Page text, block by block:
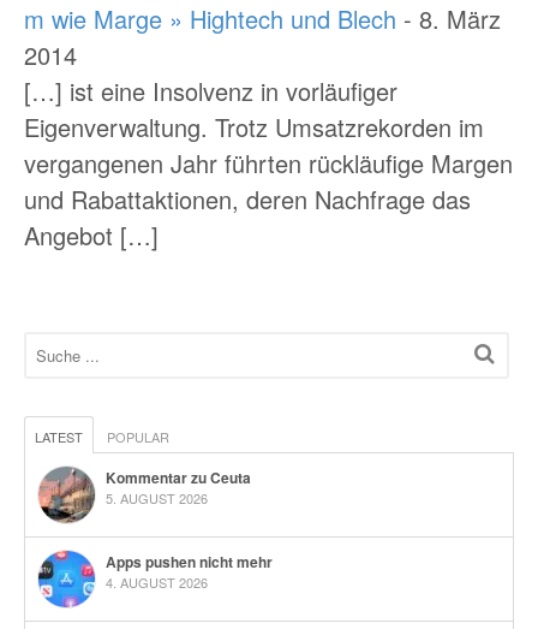
m wie Marge » Hightech und Blech - 8. März
2014
[…] ist eine Insolvenz in vorläufiger
Eigenverwaltung. Trotz Umsatzrekorden im
vergangenen Jahr führten rückläufige Margen
und Rabattaktionen, deren Nachfrage das
Angebot […]
LATEST POPULAR
Kommentar zu Ceuta
5. AUGUST 2026
Apps pushen nicht mehr
4. AUGUST 2026